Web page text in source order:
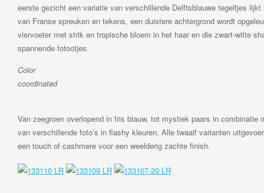
eerste gezicht een variatie van verschillende Delftsblauwe tegeltjes
van Franse spreuken en tekens, een duistere achtergrond wordt
viervoeter met strik en tropische bloem in het haar en die zwart-witte
spannende fotootjes.
Color
Van zeegroen overlopend in fris blauw, tot mystiek paars in combinatie
van verschillende foto’s in flashy kleuren. Alle twaalf varianten
een touch of cashmere voor een weelderig zachte finish.